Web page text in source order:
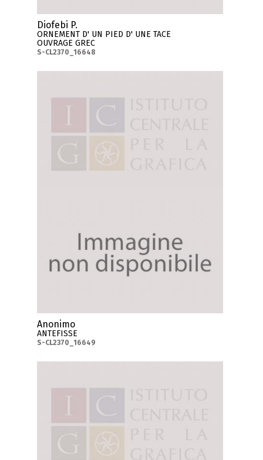
Diofebi P.
ORNEMENT D' UN PIED D' UNE TACE
OUVRAGE GREC
S-CL2370_16648
Anonimo
ANTEFISSE
S-CL2370_16649